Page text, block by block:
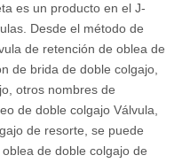
por qué Global Projects confía en nuestra fábrica
WCB de gran diámetro
es un producto en el J-
Desde el método de
de retención de oblea de
de brida de doble colgajo,
otros nombres de
de doble colgajo Válvula,
de resorte, se puede
de doble colgajo de